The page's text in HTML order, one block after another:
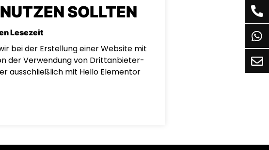
SOLLTEN
Lesezeit
bei der Erstellung einer Website mit
der Verwendung von Drittanbieter-
ausschließlich mit Hello Elementor